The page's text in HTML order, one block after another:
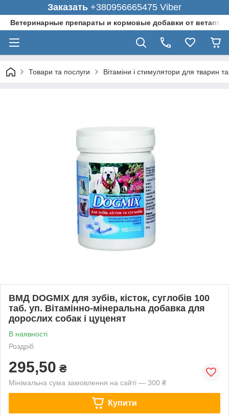
Заказать +380956665475 Viber
Ветеринарные препараты и кормовые добавки от
Товари та послуги Вітаміни і стимулятори для тварин та
ВМД DOGMIX для зубів, кісток, суглобів 100
таб. уп. Вітамінно-мінеральна добавка для
дорослих собак і цуценят
В наявності
Роздріб
295,50 ₴
Мінімальна сума замовлення на сайті — 300 ₴
Купити